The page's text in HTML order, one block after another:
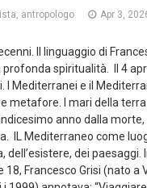
antropologo Apr 3,
Il linguaggio di
spiritualità. Il 4
I Mediterranei e il
metafore. I mari della
anno dalla
IL Mediterraneo come
dell’esistere, dei paesaggi.
18, Francesco Grisi (nato a